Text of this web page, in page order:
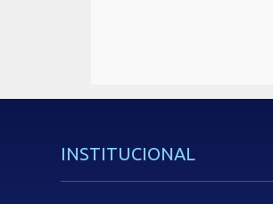
INSTITUCIONAL